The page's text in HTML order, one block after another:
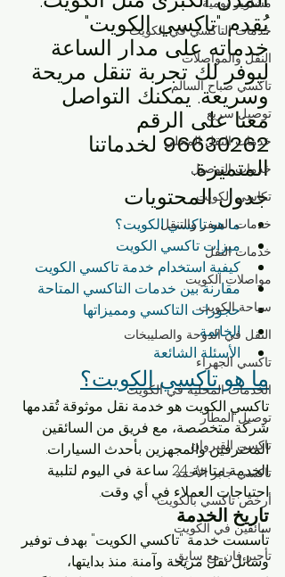
خدمات التاكسي في الكويت
النقل والمواصلات
تاكسي صباح السالم
توصيل سريع
خدمات النقل المحلي
خدمات التوصيل
تكاسي الكويت
خدمات السفر والتنقل
خدمات النقل
مواصلات الكويت
سياحة الكويت
النقل في الدوحة والصليبخات
تاكسي الجهراء
الخدمات المحلية في الكويت
توصيل المطار
تاكسي القيروان
تاكسي جابر الأحمد
أرخص تاكسي بالكويت
سائقين في الكويت
تأجير فان مع سايق
يُقدم "تاكسي الكويت"
خدماته على مدار الساعة
ليوفر لك تجربة تنقل مريحة
وسريعة. يمكنك التواصل
معنا على الرقم
96630262 لخدماتنا
المتميزة.
جدول المحتويات
ما هو تاكسي الكويت؟
ميزات تاكسي الكويت
كيفية استخدام خدمة تاكسي الكويت
مقارنة بين خدمات التاكسي المتاحة
حجوزات التاكسي ومميزاتها
الخاتمة
الأسئلة الشائعة
ما هو تاكسي الكويت؟
تاكسي الكويت هو خدمة نقل موثوقة تُقدمها
شركة متخصصة، مع فريق من السائقين
المحترفين والمجهزين بأحدث السيارات.
الخدمة متاحة 24 ساعة في اليوم لتلبية
احتياجات العملاء في أي وقت.
تاريخ الخدمة
تأسست خدمة "تاكسي الكويت" بهدف توفير
وسائل نقل مريحة وآمنة. منذ بدايتها،